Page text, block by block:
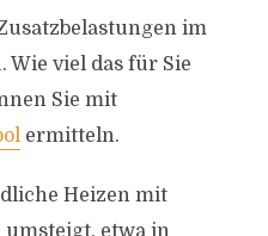
im
Wie viel das für Sie
Sie mit
ermitteln.
Heizen mit
etwa in